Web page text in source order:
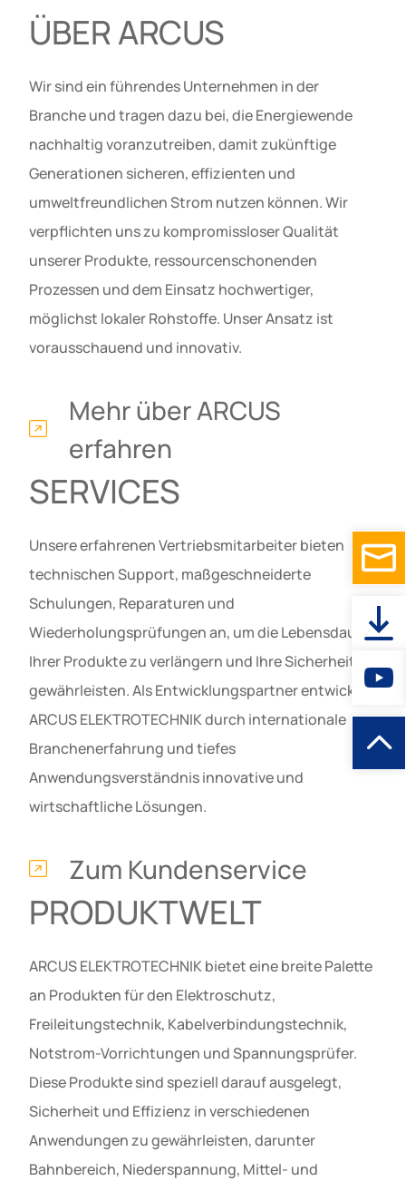
ÜBER ARCUS
Wir sind ein führendes Unternehmen in der
Branche und tragen dazu bei, die Energiewende
nachhaltig voranzutreiben, damit zukünftige
Generationen sicheren, effizienten und
umweltfreundlichen Strom nutzen können. Wir
verpflichten uns zu kompromissloser Qualität
unserer Produkte, ressourcenschonenden
Prozessen und dem Einsatz hochwertiger,
möglichst lokaler Rohstoffe. Unser Ansatz ist
vorausschauend und innovativ.
Mehr über ARCUS
erfahren
SERVICES
Unsere erfahrenen Vertriebsmitarbeiter bieten
technischen Support, maßgeschneiderte
Schulungen, Reparaturen und
Wiederholungsprüfungen an, um die Lebensdauer
Ihrer Produkte zu verlängern und Ihre Sicherheit zu
gewährleisten. Als Entwicklungspartner entwickelt
ARCUS ELEKTROTECHNIK durch internationale
Branchenerfahrung und tiefes
Anwendungsverständnis innovative und
wirtschaftliche Lösungen.
Zum Kundenservice
PRODUKTWELT
ARCUS ELEKTROTECHNIK bietet eine breite Palette
an Produkten für den Elektroschutz,
Freileitungstechnik, Kabelverbindungstechnik,
Notstrom-Vorrichtungen und Spannungsprüfer.
Diese Produkte sind speziell darauf ausgelegt,
Sicherheit und Effizienz in verschiedenen
Anwendungen zu gewährleisten, darunter
Bahnbereich, Niederspannung, Mittel- und